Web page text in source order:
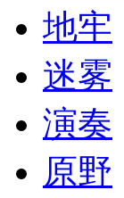
地牢
迷雾
演奏
原野